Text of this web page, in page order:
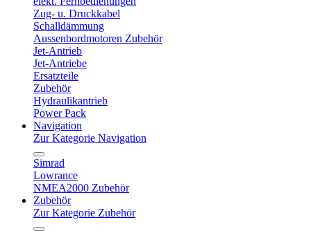
Zug- u. Druckkabel
Schalldämmung
Aussenbordmotoren Zubehör
Jet-Antrieb
Jet-Antriebe
Ersatzteile
Zubehör
Hydraulikantrieb
Power Pack
Navigation
Zur Kategorie Navigation
Simrad
Lowrance
NMEA2000 Zubehör
Zubehör
Zur Kategorie Zubehör